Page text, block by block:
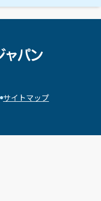
サイトマップ